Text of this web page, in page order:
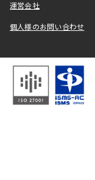
運営会社
個人様のお問い合わせ